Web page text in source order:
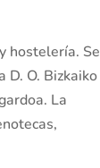
hostelería. Se
D. O. Bizkaiko
La